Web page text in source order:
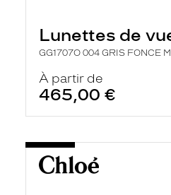
Lunettes de
GG1707O 004 GRIS FONCE
À partir de
465,00 €